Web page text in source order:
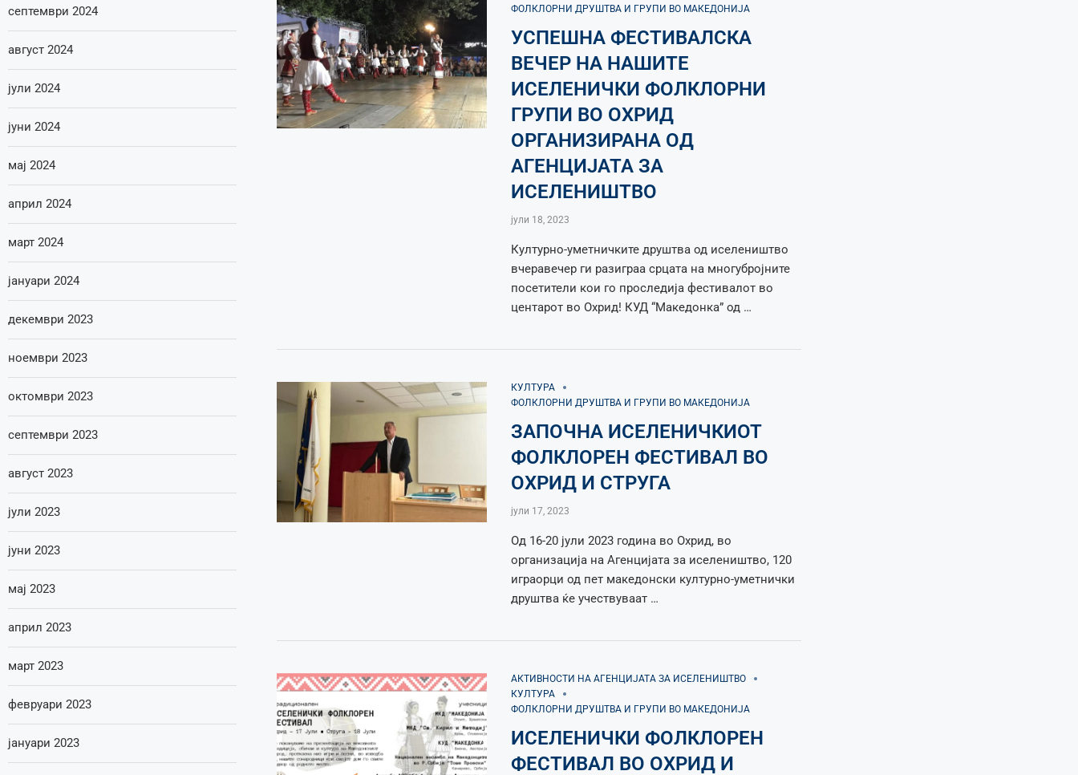
ФОЛКЛОРНИ ДРУШТВА И ГРУПИ ВО МАКЕДОНИЈА
УСПЕШНА ФЕСТИВАЛСКА
ВЕЧЕР НА НАШИТЕ
ИСЕЛЕНИЧКИ ФОЛКЛОРНИ
ГРУПИ ВО ОХРИД
ОРГАНИЗИРАНА ОД
АГЕНЦИЈАТА ЗА
ИСЕЛЕНИШТВО
јули 18, 2023
Културно-уметничките друштва од иселеништво
вчеравечер ги разиграа срцата на многубројните
посетители кои го проследија фестивалот во
центарот во Охрид! КУД “Македонка” од …
КУЛТУРА
ФОЛКЛОРНИ ДРУШТВА И ГРУПИ ВО МАКЕДОНИЈА
ЗАПОЧНА ИСЕЛЕНИЧКИОТ
ФОЛКЛОРЕН ФЕСТИВАЛ ВО
ОХРИД И СТРУГА
јули 17, 2023
Од 16-20 јули 2023 година во Охрид, во
организација на Агенцијата за иселеништво, 120
играорци од пет македонски културно-уметнички
друштва ќе учествуваат …
АКТИВНОСТИ НА АГЕНЦИЈАТА ЗА ИСЕЛЕНИШТВО
КУЛТУРА
ФОЛКЛОРНИ ДРУШТВА И ГРУПИ ВО МАКЕДОНИЈА
ИСЕЛЕНИЧКИ ФОЛКЛОРЕН
ФЕСТИВАЛ ВО ОХРИД И
септември 2024
август 2024
јули 2024
јуни 2024
мај 2024
април 2024
март 2024
јануари 2024
декември 2023
ноември 2023
октомври 2023
септември 2023
август 2023
јули 2023
јуни 2023
мај 2023
април 2023
март 2023
февруари 2023
јануари 2023